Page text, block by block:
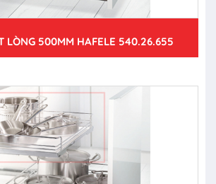
LÒNG 500MM HAFELE 540.26.655